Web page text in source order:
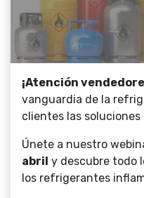
¡Atención
vanguardia de la
clientes las
Únete a nuestro
abril y descubre todo
los refrigerantes